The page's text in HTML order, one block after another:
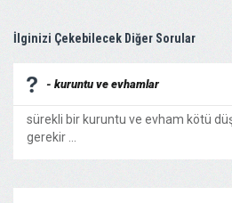
İlginizi Çekebilecek Diğer Sorular
- kuruntu ve evhamlar
sürekli bir kuruntu ve evham kötü
gerekir ...